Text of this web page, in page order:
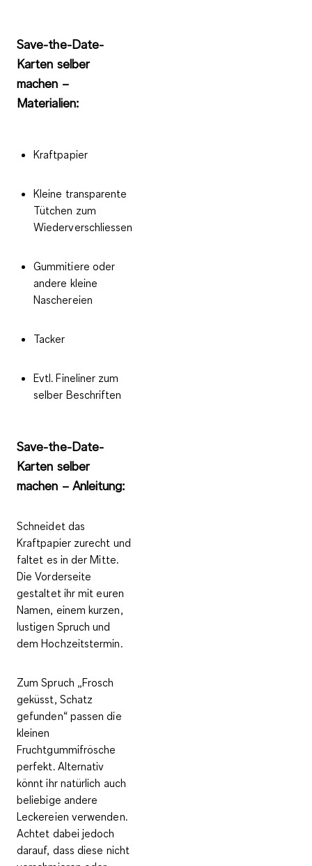
Save-the-Date-
Karten selber
machen –
Materialien:
Kraftpapier
Kleine transparente
Tütchen zum
Wiederverschliessen
Gummitiere oder
andere kleine
Naschereien
Tacker
Evtl. Fineliner zum
selber Beschriften
Save-the-Date-
Karten selber
machen – Anleitung:
Schneidet das
Kraftpapier zurecht und
faltet es in der Mitte.
Die Vorderseite
gestaltet ihr mit euren
Namen, einem kurzen,
lustigen Spruch und
dem Hochzeitstermin.
Zum Spruch „Frosch
geküsst, Schatz
gefunden“ passen die
kleinen
Fruchtgummifrösche
perfekt. Alternativ
könnt ihr natürlich auch
beliebige andere
Leckereien verwenden.
Achtet dabei jedoch
darauf, dass diese nicht